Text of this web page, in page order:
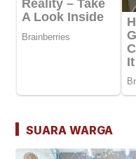
SUARA WARGA